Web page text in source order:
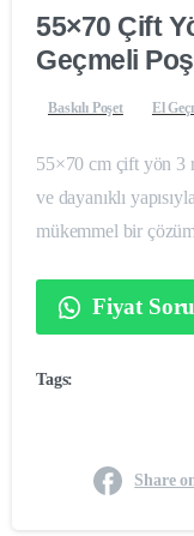
55×70 Çift
Geçmeli
Baskılı Poşet El
55×70 cm çift yön 3
ve dayanıklı
mükemmel bir
Fiyat
Tags:
Share